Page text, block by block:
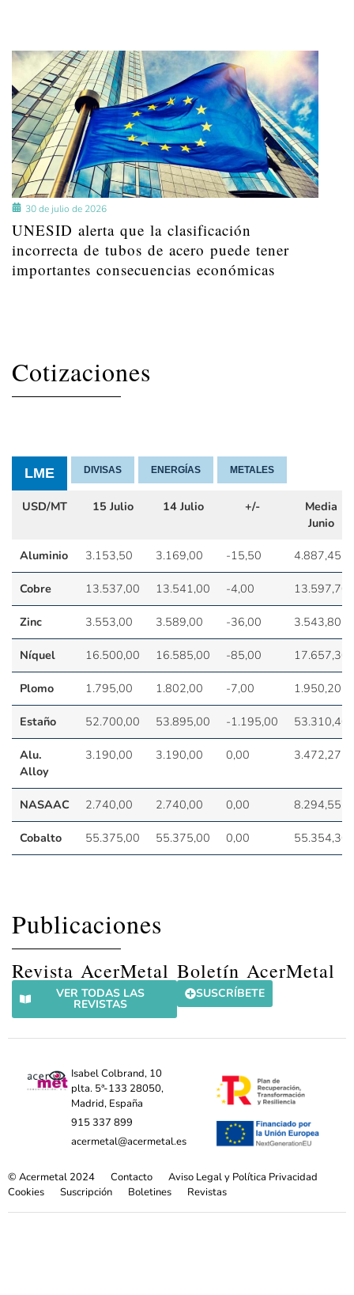
30 de julio de 2026
UNESID alerta que la clasificación
incorrecta de tubos de acero puede tener
importantes consecuencias económicas
Cotizaciones
LME DIVISAS ENERGÍAS METALES
USD/MT 15 Julio 14 Julio +/-
Media
Junio
Aluminio 3.153,50 3.169,00 -15,50 4.887,45
Cobre 13.537,00 13.541,00 -4,00 13.597,70
Zinc 3.553,00 3.589,00 -36,00 3.543,80
Níquel 16.500,00 16.585,00 -85,00 17.657,30
Plomo 1.795,00 1.802,00 -7,00 1.950,20
Estaño 52.700,00 53.895,00 -1.195,00 53.310,40
Alu.
Alloy
3.190,00 3.190,00 0,00 3.472,27
NASAAC 2.740,00 2.740,00 0,00 8.294,55
Cobalto 55.375,00 55.375,00 0,00 55.354,30
Publicaciones
Revista AcerMetal
VER TODAS LAS
REVISTAS
Boletín AcerMetal
SUSCRÍBETE
Isabel Colbrand, 10
plta. 5ª-133 28050,
Madrid, España
915 337 899
acermetal@acermetal.es
© Acermetal 2024 Contacto
Aviso Legal y Política Privacidad
Cookies
Suscripción Boletines Revistas